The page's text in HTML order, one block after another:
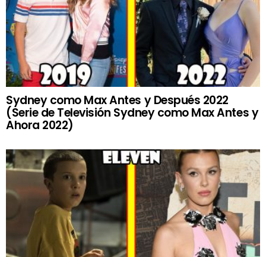
Sydney como Max Antes y Después 2022
(Serie de Televisión Sydney como Max Antes y
Ahora 2022)